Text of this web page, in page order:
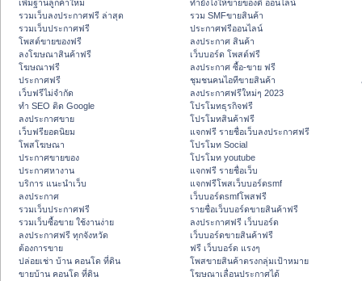
เพิ่มฐานลูกค้าใหม่
รวมเว็บลงประกาศฟรี ล่าสุด
รวมเว็บประกาศฟรี
โพสต์ขายของฟรี
ลงโฆษณาสินค้าฟรี
โฆษณาฟรี
ประกาศฟรี
เว็บฟรีไม่จำกัด
ทำ SEO ติด Google
ลงประกาศขาย
เว็บฟรียอดนิยม
โพสโฆษณา
ประกาศขายของ
ประกาศหางาน
บริการ แนะนำเว็บ
ลงประกาศ
รวมเว็บประกาศฟรี
รวมเว็บซื้อขาย ใช้งานง่าย
ลงประกาศฟรี ทุกจังหวัด
ต้องการขาย
ปล่อยเช่า บ้าน คอนโด ที่ดิน
ขายบ้าน คอนโด ที่ดิน
ทํายังไงให้ขายของดี ออนไลน์
รวม SMFขายสินค้า
ประกาศฟรีออนไลน์
ลงประกาศ สินค้า
เว็บบอร์ด โพสต์ฟรี
ลงประกาศ ซื้อ-ขาย ฟรี
ชุมชนคนไอทีขายสินค้า
ลงประกาศฟรีใหม่ๆ 2023
โปรโมทธุรกิจฟรี
โปรโมทสินค้าฟรี
แจกฟรี รายชื่อเว็บลงประกาศฟรี
โปรโมท Social
โปรโมท youtube
แจกฟรี รายชื่อเว็บ
แจกฟรีโพสเว็บบอร์ดsmf
เว็บบอร์ดsmfโพสฟรี
รายชื่อเว็บบอร์ดขายสินค้าฟรี
ลงประกาศฟรี เว็บบอร์ด
เว็บบอร์ดขายสินค้าฟรี
ฟรี เว็บบอร์ด แรงๆ
โพสขายสินค้าตรงกลุ่มเป้าหมาย
โฆษณาเลื่อนประกาศได้